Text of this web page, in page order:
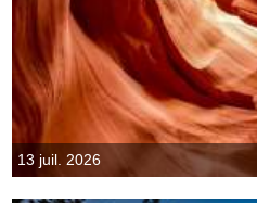
13 juil. 2026